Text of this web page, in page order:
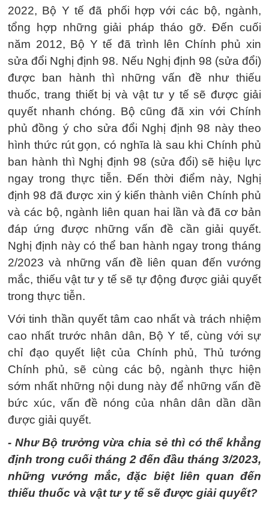
2022, Bộ Y tế đã phối hợp với các bộ, ngành,
tổng hợp những giải pháp tháo gỡ. Đến cuối
năm 2012, Bộ Y tế đã trình lên Chính phủ xin
sửa đổi Nghị định 98. Nếu Nghị định 98 (sửa đổi)
được ban hành thì những vấn đề như thiếu
thuốc, trang thiết bị và vật tư y tế sẽ được giải
quyết nhanh chóng. Bộ cũng đã xin với Chính
phủ đồng ý cho sửa đổi Nghị định 98 này theo
hình thức rút gọn, có nghĩa là sau khi Chính phủ
ban hành thì Nghị định 98 (sửa đổi) sẽ hiệu lực
ngay trong thực tiễn. Đến thời điểm này, Nghị
định 98 đã được xin ý kiến thành viên Chính phủ
và các bộ, ngành liên quan hai lần và đã cơ bản
đáp ứng được những vấn đề cần giải quyết.
Nghị định này có thể ban hành ngay trong tháng
2/2023 và những vấn đề liên quan đến vướng
mắc, thiếu vật tư y tế sẽ tự động được giải quyết
trong thực tiễn.
Với tinh thần quyết tâm cao nhất và trách nhiệm
cao nhất trước nhân dân, Bộ Y tế, cùng với sự
chỉ đạo quyết liệt của Chính phủ, Thủ tướng
Chính phủ, sẽ cùng các bộ, ngành thực hiện
sớm nhất những nội dung này để những vấn đề
bức xúc, vấn đề nóng của nhân dân dần dần
được giải quyết.
- Như Bộ trưởng vừa chia sẻ thì có thể khẳng
định trong cuối tháng 2 đến đầu tháng 3/2023,
những vướng mắc, đặc biệt liên quan đến
thiếu thuốc và vật tư y tế sẽ được giải quyết?